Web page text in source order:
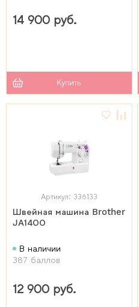
14 900 руб.
Купить
Артикул: 336133
Швейная машина Brother
JA1400
В наличии
387 баллов
12 900 руб.